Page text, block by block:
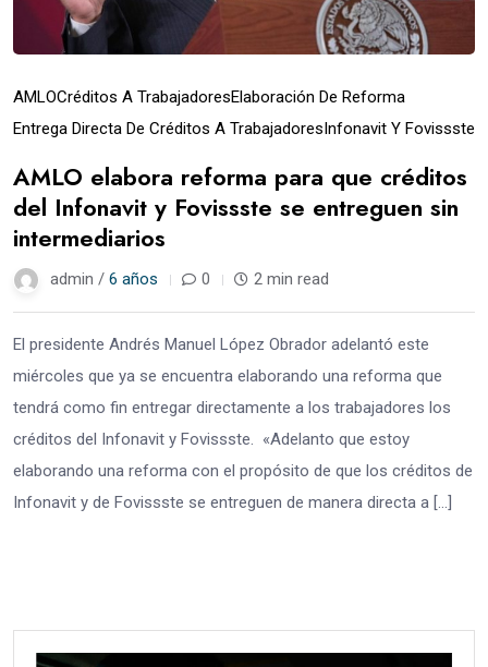
AMLOCréditos A TrabajadoresElaboración De Reforma
Entrega Directa De Créditos A TrabajadoresInfonavit Y Fovissste
AMLO elabora reforma para que créditos
del Infonavit y Fovissste se entreguen sin
intermediarios
admin / 6 años 0 2 min read
El presidente Andrés Manuel López Obrador adelantó este
miércoles que ya se encuentra elaborando una reforma que
tendrá como fin entregar directamente a los trabajadores los
créditos del Infonavit y Fovissste. «Adelanto que estoy
elaborando una reforma con el propósito de que los créditos de
Infonavit y de Fovissste se entreguen de manera directa a […]